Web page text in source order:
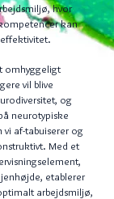
hvor
kan
omhyggeligt
vil blive
og
neurotypiske
vi af-tabuiserer og
Med et
etablerer
arbejdsmiljø,